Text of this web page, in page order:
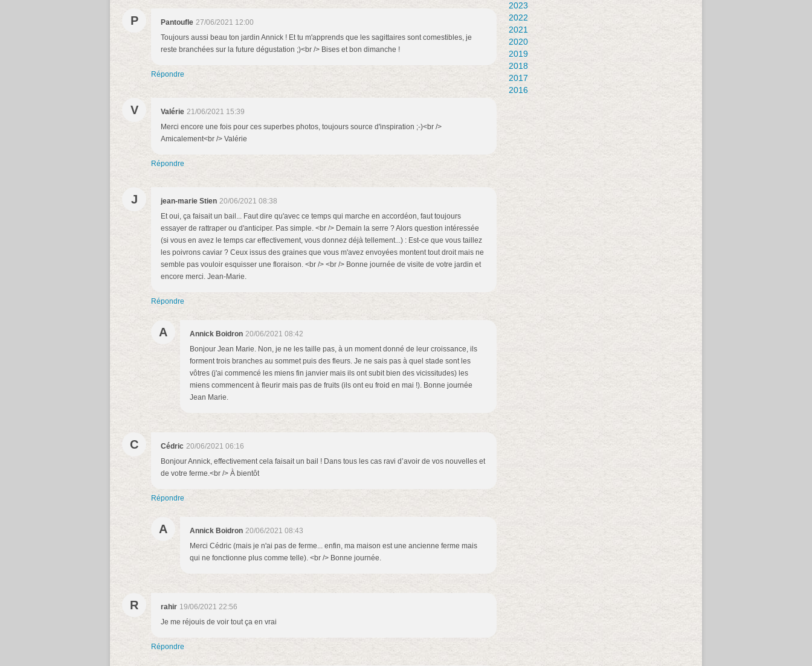
P Pantoufle 27/06/2021 12:00
Toujours aussi beau ton jardin Annick ! Et tu m'apprends que les sagittaires sont comestibles, je
reste branchées sur la future dégustation ;)<br /> Bises et bon dimanche !
Répondre
V Valérie 21/06/2021 15:39
Merci encore une fois pour ces superbes photos, toujours source d'inspiration ;-)<br />
Amicalement<br /> Valérie
Répondre
J jean-marie Stien 20/06/2021 08:38
Et oui, ça faisait un bail... Faut dire qu'avec ce temps qui marche en accordéon, faut toujours
essayer de rattraper ou d'anticiper. Pas simple. <br /> Demain la serre ? Alors question intéressée
(si vous en avez le temps car effectivement, vous donnez déjà tellement...) : Est-ce que vous taillez
les poivrons caviar ? Ceux issus des graines que vous m'avez envoyées montent tout droit mais ne
semble pas vouloir esquisser une floraison. <br /> <br /> Bonne journée de visite de votre jardin et
encore merci. Jean-Marie.
Répondre
A Annick Boidron 20/06/2021 08:42
Bonjour Jean Marie. Non, je ne les taille pas, à un moment donné de leur croissance, ils
forment trois branches au sommet puis des fleurs. Je ne sais pas à quel stade sont les
vôtres (j'ai commencé les miens fin janvier mais ils ont subit bien des vicissitudes) les
miens commencent à fleurir mais pas de fruits (ils ont eu froid en mai !). Bonne journée
Jean Marie.
C Cédric 20/06/2021 06:16
Bonjour Annick, effectivement cela faisait un bail ! Dans tous les cas ravi d’avoir de vos nouvelles et
de votre ferme.<br /> À bientôt
Répondre
A Annick Boidron 20/06/2021 08:43
Merci Cédric (mais je n'ai pas de ferme... enfin, ma maison est une ancienne ferme mais
qui ne fonctionne plus comme telle). <br /> Bonne journée.
R rahir 19/06/2021 22:56
Je me réjouis de voir tout ça en vrai
Répondre
2023
2022
2021
2020
2019
2018
2017
2016